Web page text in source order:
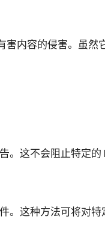
内容的侵害。虽
这不会阻止特定的
这种方法可将对特